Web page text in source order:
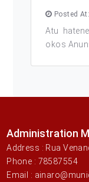
Posted
Atu
okos
Administration
Address : Rua
Phone : 78587554
Email :